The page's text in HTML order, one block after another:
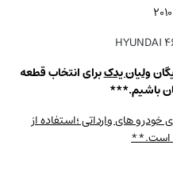
ولیان یدکبرای انتخاب قطعه
باشیم.***
های وارداتی ؛استفاده از
است.**